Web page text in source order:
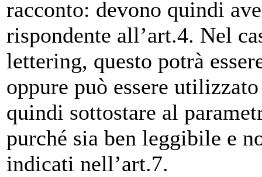
racconto: devono quindi
rispondente all’art.4. Nel
lettering, questo potrà
oppure può essere
quindi sottostare al
purché sia ben leggibile e
indicati nell’art.7.